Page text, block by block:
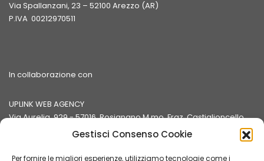
Gestisci Consenso Cookie
Per fornire le migliori esperienze, utilizziamo tecnologie come i
Via Spallanzani, 23 – 52100 Arezzo (AR)
P.IVA 00212970511
In collaborazione con
UPLINK WEB AGENCY
Via Aurelia, 929 - 57016 Rosignano M.mo, Fraz. Castiglioncello